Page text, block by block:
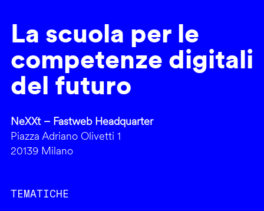
La scuola per le
competenze digitali
del futuro
NeXXt – Fastweb Headquarter
Piazza Adriano Olivetti 1
20139 Milano
TEMATICHE